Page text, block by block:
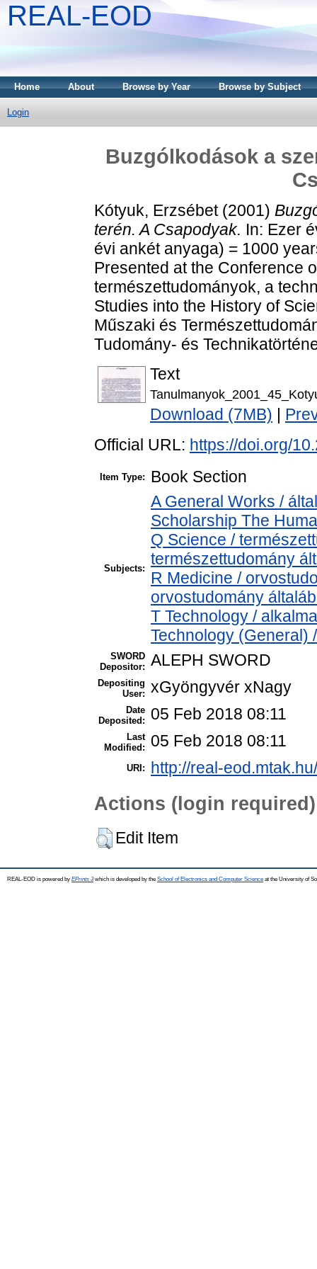
REAL-EOD
Home About Browse by Year Browse by Subject
Login
Buzgólkodások a
Kótyuk, Erzsébet(2001)
terén. A Csapodyak. In: Ezer
évi ankét anyaga) = 1000
Presented at the Conference
természettudományok, a
Studies into the History of
Műszaki és
Tudomány- és
Text
Download (7MB)
Official URL: https://doi.org/
Item Type: Book Section
Subjects:
A General Works /
Scholarship The
Q Science /
természettudomány
R Medicine /
orvostudomány
T Technology /
Technology (General)
SWORD
Depositor: ALEPH SWORD
Depositing
User: xGyöngyvér xNagy
Date
Deposited:
05 Feb 2018 08:11
Last
Modified:
05 Feb 2018 08:11
URI: http://real-
Actions (login required)
Edit Item
REAL-EOD is powered by EPrints 3which is developed by the School of Electronics and Computer Science at the University of